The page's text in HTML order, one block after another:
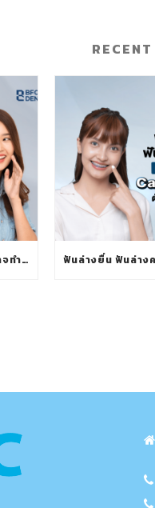
ฟันล่างคร่อมฟันบน ปล่อยไว้อาจทำให้ฟันสึก แก้ไขด้วยจัดฟันใส KÄSE ALIGNER